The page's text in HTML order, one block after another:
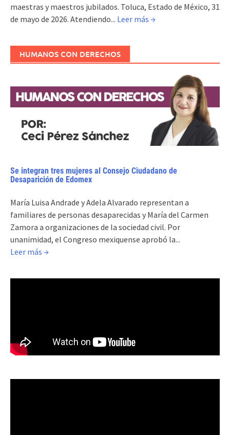
maestras y maestros jubilados. Toluca, Estado de México, 31
de mayo de 2026. Atendiendo... Leer más →
HUMANOS CON DERECHOS
Se integran tres mujeres al Consejo Ciudadano de
Desaparición de Edomex
María Luisa Andrade y Adela Alvarado representan a
familiares de personas desaparecidas y María del Carmen
Zamora a organizaciones de la sociedad civil. Por
unanimidad, el Congreso mexiquense aprobó la...
Leer más →